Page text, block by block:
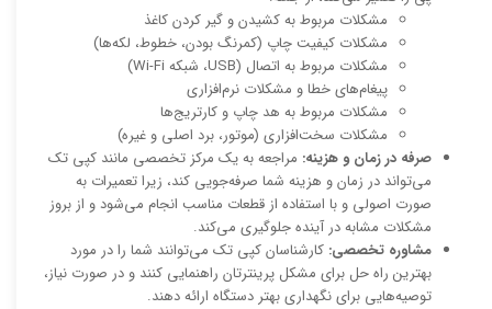
مشکلات مربوط به کشیدن و گیر کردن کاغذ
مشکلات کیفیت چاپ (کمرنگ بودن، خطوط، لکه‌ها)
مشکلات مربوط به اتصال (USB، شبکه Wi-Fi)
پیغام‌های خطا و مشکلات نرم‌افزاری
مشکلات مربوط به هد چاپ و کارتریج‌ها
مشکلات سخت‌افزاری (موتور، برد اصلی و غیره)
صرفه در زمان و هزینه: مراجعه به یک مرکز تخصصی مانند کپی تک
می‌تواند در زمان و هزینه شما صرفه‌جویی کند، زیرا تعمیرات به
صورت اصولی و با استفاده از قطعات مناسب انجام می‌شود و از بروز
مشکلات مشابه در آینده جلوگیری می‌کند.
مشاوره تخصصی: کارشناسان کپی تک می‌توانند شما را در مورد
بهترین راه حل برای مشکل پرینترتان راهنمایی کنند و در صورت نیاز،
توصیه‌هایی برای نگهداری بهتر دستگاه ارائه دهند.